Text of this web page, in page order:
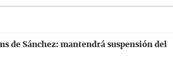
de Sánchez: mantendrá suspensión del